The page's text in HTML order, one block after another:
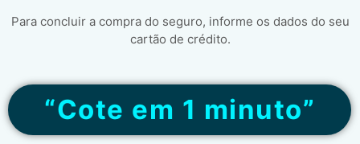
Para concluir a compra do seguro, informe os dados do seu
cartão de crédito.
“Cote em 1 minuto”